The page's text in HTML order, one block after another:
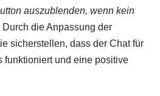
auszublenden, wenn kein
Durch die Anpassung der
sicherstellen, dass der Chat für
funktioniert und eine positive